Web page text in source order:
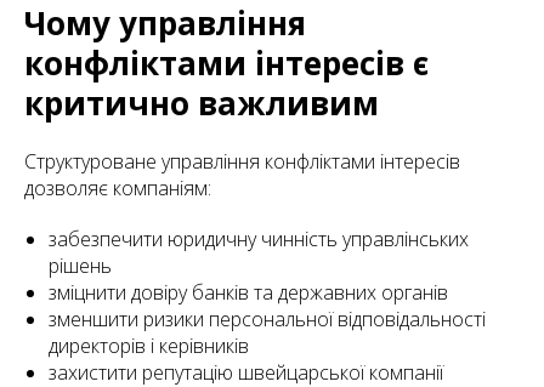
Чому управління
конфліктами інтересів є
критично важливим
Структуроване управління конфліктами інтересів
дозволяє компаніям:
забезпечити юридичну чинність управлінських
рішень
зміцнити довіру банків та державних органів
зменшити ризики персональної відповідальності
директорів і керівників
захистити репутацію швейцарської компанії